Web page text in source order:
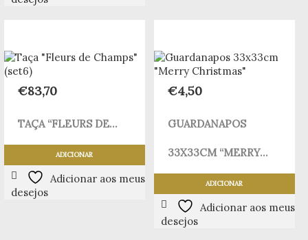
€83,70
TAÇA “FLEURS DE...
ADICIONAR
Adicionar aos meus
desejos
€4,50
GUARDANAPOS
33X33CM “MERRY...
ADICIONAR
Adicionar aos meus
desejos